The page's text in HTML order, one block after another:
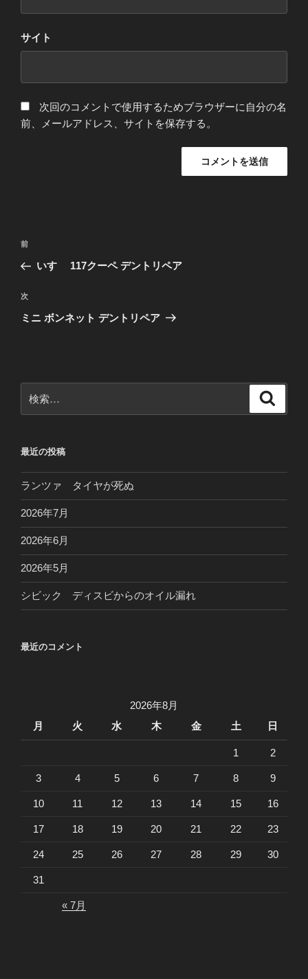
サイト
次回のコメントで使用するためブラウザーに自分の名
前、メールアドレス、サイトを保存する。
投
ナ
ビ
ゲ
ン
前
の
稿
前
いすゞ 117クーペ デントリペア
次
の
次
ミニ ボンネット デントリペア
索:
最近の投稿
ランツァ タイヤが死ぬ
2026年7月
2026年6月
2026年5月
シビック ディスビからのオイル漏れ
最近のコメント
2026年8月
月
火 水 木 金 土 日
1 2
3 4 5 6 7 8 9
10 11 12 13 14 15 16
17 18 19 20 21 22 23
24 25 26 27 28 29 30
31
« 7月